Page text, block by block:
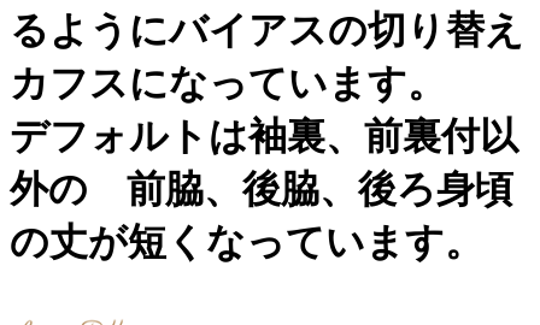
るようにバイアスの切り替え
カフスになっています。
デフォルトは袖裏、前裏付以
外の 前脇、後脇、後ろ身頃
の丈が短くなっています。